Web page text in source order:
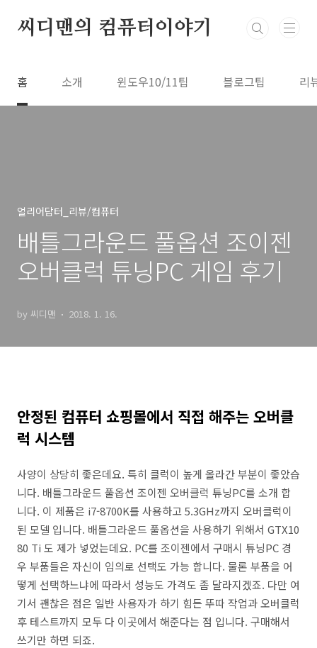
씨디맨의 컴퓨터이야기
홈 소개 윈도우10/11팁 블로그팁 리
얼리어답터_리뷰/컴퓨터
배틀그라운드 풀옵션 조이젠
오버클럭 튜닝PC 게임 후기
by 씨디맨 2018. 1. 16.
안정된 컴퓨터 쇼핑몰에서 직접 해주는 오버클
럭 시스템
사양이 상당히 좋은데요. 특히 클럭이 높게 올라간 부분이 좋았습
니다. 배틀그라운드 풀옵션 조이젠 오버클럭 튜닝PC를 소개 합
니다. 이 제품은 i7-8700K를 사용하고 5.3GHz까지 오버클럭이
된 모델 입니다. 배틀그라운드 풀옵션을 사용하기 위해서 GTX10
80 Ti 도 제가 넣었는데요. PC를 조이젠에서 구매시 튜닝PC 경
우 부품들은 자신이 임의로 선택도 가능 합니다. 물론 부품을 어
떻게 선택하느냐에 따라서 성능도 가격도 좀 달라지겠죠. 다만 여
기서 괜찮은 점은 일반 사용자가 하기 힘든 뚜따 작업과 오버클럭
후 테스트까지 모두 다 이곳에서 해준다는 점 입니다. 구매해서
쓰기만 하면 되죠.